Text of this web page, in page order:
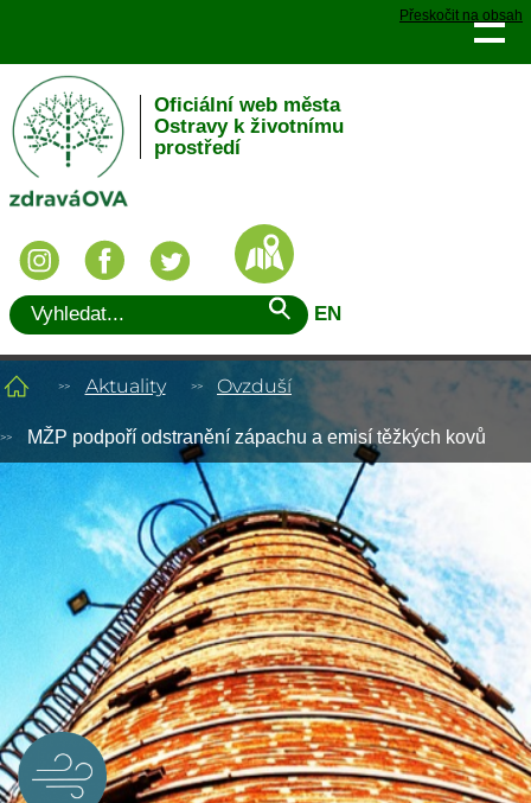
Přeskočit na obsah
Oficiální web města
Ostravy k životnímu
prostředí
EN
Aktuality Ovzduší
MŽP podpoří odstranění zápachu a emisí těžkých kovů